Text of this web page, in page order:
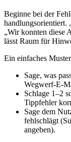
Beginne bei der
„Wir konnten diese
lässt Raum für
Ein einfaches
Sage, was
Schlage 1–2
Tippfehler
Sage dem
fehlschlägt
angeben).